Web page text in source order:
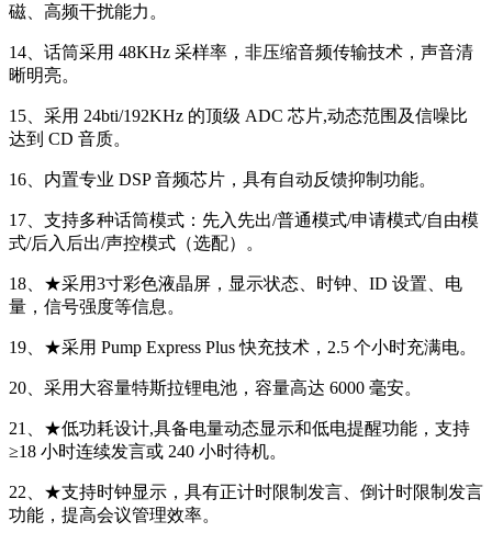
磁、高频干扰能力。
14、话筒采用 48KHz 采样率，非压缩音频传输技术，声音清
晰明亮。
15、采用 24bti/192KHz 的顶级 ADC 芯片,动态范围及信噪比
达到 CD 音质。
16、内置专业 DSP 音频芯片，具有自动反馈抑制功能。
17、支持多种话筒模式：先入先出/普通模式/申请模式/自由模
式/后入后出/声控模式（选配）。
18、★采用3寸彩色液晶屏，显示状态、时钟、ID 设置、电
量，信号强度等信息。
19、★采用 Pump Express Plus 快充技术，2.5 个小时充满电。
20、采用大容量特斯拉锂电池，容量高达 6000 毫安。
21、★低功耗设计,具备电量动态显示和低电提醒功能，支持
≥18 小时连续发言或 240 小时待机。
22、★支持时钟显示，具有正计时限制发言、倒计时限制发言
功能，提高会议管理效率。